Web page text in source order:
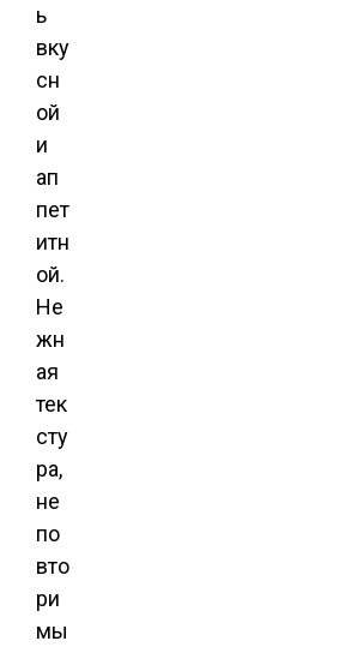
ь
вку
сн
ой
и
ап
пет
итн
ой.
Не
жн
ая
тек
сту
ра,
не
по
вто
ри
мы